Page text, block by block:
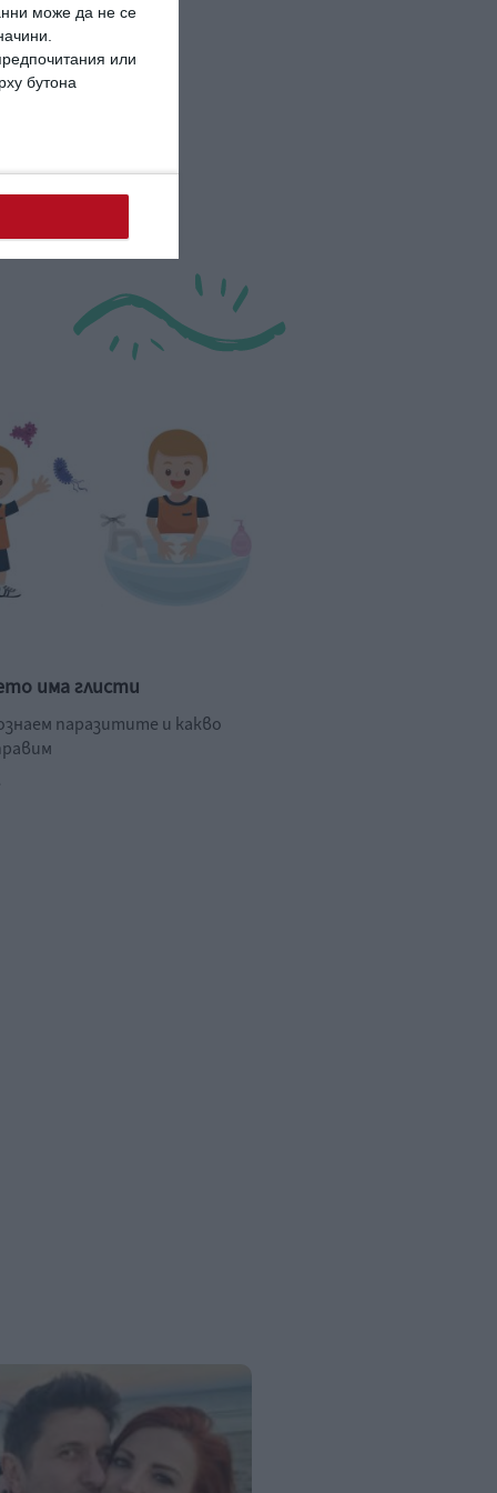
може да не се
или
бутона
има глисти
паразитите и какво